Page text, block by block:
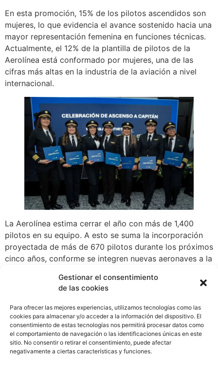
Gestionar el consentimiento
de las cookies
Para ofrecer las mejores experiencias, utilizamos tecnologías como las
cookies para almacenar y/o acceder a la información del dispositivo. El
consentimiento de estas tecnologías nos permitirá procesar datos como
el comportamiento de navegación o las identificaciones únicas en este
sitio. No consentir o retirar el consentimiento, puede afectar
negativamente a ciertas características y funciones.
En esta promoción, 15% de los pilotos ascendidos son
mujeres, lo que evidencia el avance sostenido hacia una
mayor representación femenina en funciones técnicas.
Actualmente, el 12% de la plantilla de pilotos de la
Aerolínea está conformado por mujeres, una de las
cifras más altas en la industria de la aviación a nivel
internacional.
La Aerolínea estima cerrar el año con más de 1,400
pilotos en su equipo. A esto se suma la incorporación
proyectada de más de 670 pilotos durante los próximos
cinco años, conforme se integren nuevas aeronaves a la
Con esta nueva promoción de capitanes, Copa Airlines
expansión de su red de rutas en el continente, lo que
responde a las necesidades técnicas derivadas del
crecimiento proyectado de la Aerolínea en capacidad,
frecuencias y destinos.